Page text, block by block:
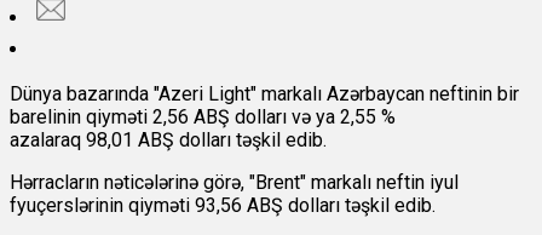
Dünya bazarında "Azeri Light" markalı Azərbaycan neftinin bir
barelinin qiyməti 2,56 ABŞ dolları və ya 2,55 %
azalaraq 98,01 ABŞ dolları təşkil edib.
Hərracların nəticələrinə görə, "Brent" markalı neftin iyul
fyuçerslərinin qiyməti 93,56 ABŞ dolları təşkil edib.